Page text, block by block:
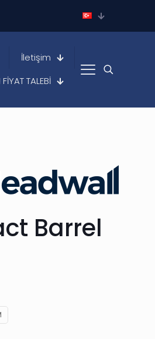
İletişim
TALEBİ
Barrel